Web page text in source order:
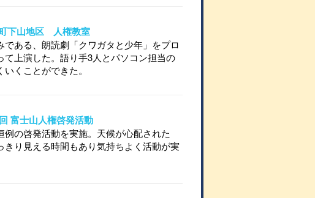
下山地区 人権教室
である、朗読劇「クワガタと少年」をプロ
て上演した。語り手3人とパソコン担当の
くことができた。
富士山人権啓発活動
例の啓発活動を実施。天候が心配された
きり見える時間もあり気持ちよく活動が実